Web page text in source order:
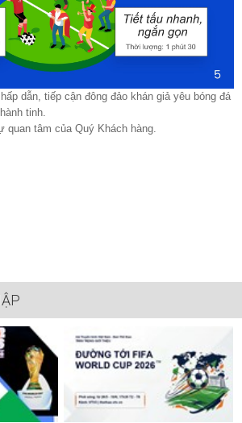
dẫn, tiếp cận đông đảo khán giả yêu bóng đá
tinh.
quan tâm của Quý Khách hàng.